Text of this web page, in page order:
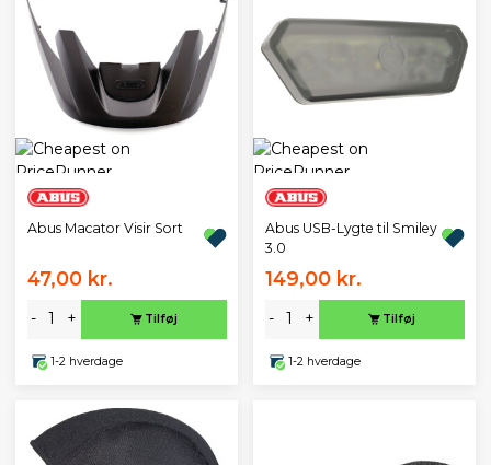
Abus Macator Visir Sort
47,00 kr.
- + Tilføj
1-2 hverdage
Abus USB-Lygte til Smiley
3.0
149,00 kr.
- + Tilføj
1-2 hverdage